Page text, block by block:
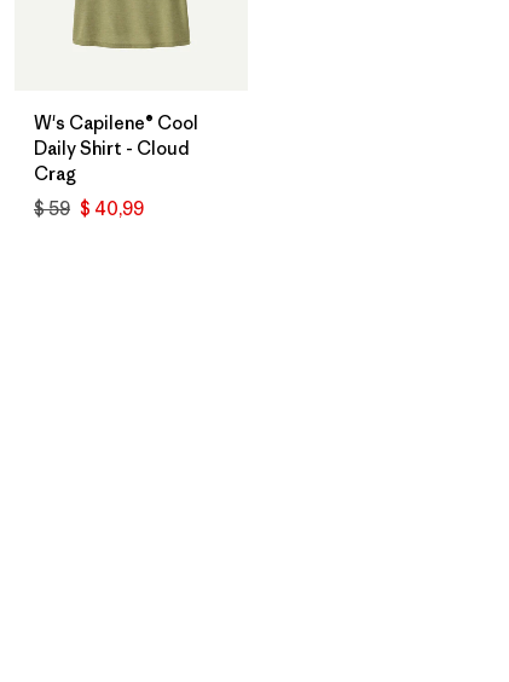
W's Capilene® Cool
Daily Shirt - Cloud
Crag
$ 59 $ 40,99